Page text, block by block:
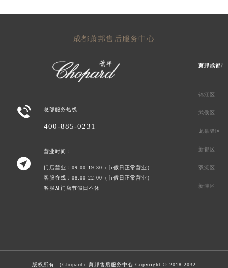
成都萧邦售后服务中心
 总部服务热线
400-885-0231

营业时间：
门店营业：09:00-19:30（节假日正常营业）
客服在线：08:00-22:00（节假日正常营业）
客服及门店节假日不休
萧邦成都市
锦江区
武侯区
龙泉驿区
新都区
双流区
新津区
版权所有:（Chopard） 萧邦售后服务中心 Copyright © 2018-2032